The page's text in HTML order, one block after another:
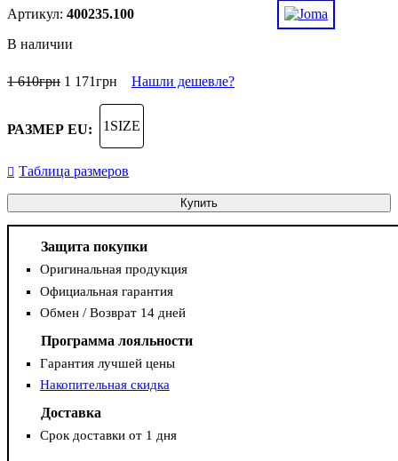
400235.100
В наличии
1 610грн 1 171грн Нашли дешевле?
РАЗМЕР EU: 1SIZE
Таблица размеров
Купить
Защита покупки
Оригинальная продукция
Официальная гарантия
Обмен / Возврат 14 дней
Программа лояльности
Гарантия лучшей цены
Накопительная скидка
Доставка
Срок доставки от 1 дня